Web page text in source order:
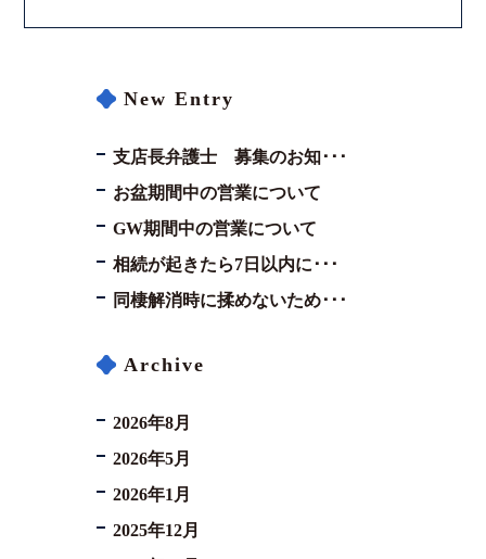
New Entry
支店長弁護士 募集のお知･･･
お盆期間中の営業について
GW期間中の営業について
相続が起きたら7日以内に･･･
同棲解消時に揉めないため･･･
Archive
2026年8月
2026年5月
2026年1月
2025年12月